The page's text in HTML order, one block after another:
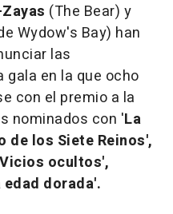
(The Bear) y
Wydow's Bay) han
las
gala en la que ocho
con el premio a la
nominados con 'La
de los Siete Reinos',
ocultos',
edad dorada'.